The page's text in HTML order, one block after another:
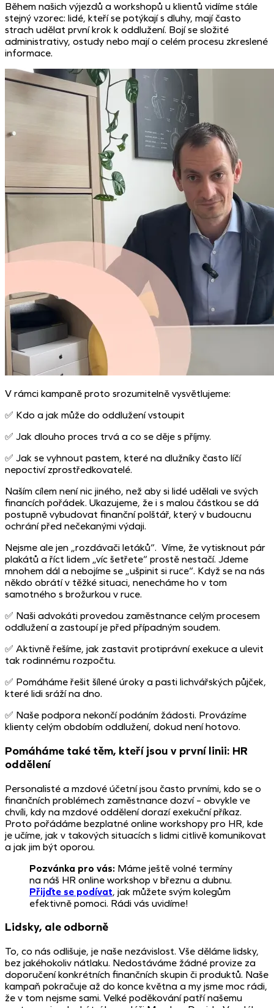
Během našich výjezdů a workshopů u klientů vidíme stále
stejný vzorec: lidé, kteří se potýkají s dluhy, mají často
strach udělat první krok k oddlužení. Bojí se složité
administrativy, ostudy nebo mají o celém procesu zkreslené
informace.
V rámci kampaně proto srozumitelně vysvětlujeme:
✅ Kdo a jak může do oddlužení vstoupit
✅ Jak dlouho proces trvá a co se děje s příjmy.
✅ Jak se vyhnout pastem, které na dlužníky často líčí
nepoctiví zprostředkovatelé.
Naším cílem není nic jiného, než aby si lidé udělali ve svých
financích pořádek. Ukazujeme, že i s malou částkou se dá
postupně vybudovat finanční polštář, který v budoucnu
ochrání před nečekanými výdaji.
Nejsme ale jen „rozdávači letáků“. Víme, že vytisknout pár
plakátů a říct lidem „víc šetřete“ prostě nestačí. Jdeme
mnohem dál a nebojíme se „ušpinit si ruce“. Když se na nás
někdo obrátí v těžké situaci, nenecháme ho v tom
samotného s brožurkou v ruce.
✅ Naši advokáti provedou zaměstnance celým procesem
oddlužení a zastoupí je před případným soudem.
✅ Aktivně řešíme, jak zastavit protiprávní exekuce a ulevit
tak rodinnému rozpočtu.
✅ Pomáháme řešit šílené úroky a pasti lichvářských půjček,
které lidi sráží na dno.
✅ Naše podpora nekončí podáním žádosti. Provázíme
klienty celým obdobím oddlužení, dokud není hotovo.
Pomáháme také těm, kteří jsou v první linii: HR
oddělení
Personalisté a mzdové účetní jsou často prvními, kdo se o
finančních problémech zaměstnance dozví – obvykle ve
chvíli, kdy na mzdové oddělení dorazí exekuční příkaz.
Proto pořádáme bezplatné online workshopy pro HR, kde
je učíme, jak v takových situacích s lidmi citlivě komunikovat
a jak jim být oporou.
Pozvánka pro vás: Máme ještě volné termíny
na náš HR online workshop v březnu a dubnu.
Přijďte se podívat, jak můžete svým kolegům
efektivně pomoci. Rádi vás uvidíme!
Lidsky, ale odborně
To, co nás odlišuje, je naše nezávislost. Vše děláme lidsky,
bez jakéhokoliv nátlaku. Nedostáváme žádné provize za
doporučení konkrétních finančních skupin či produktů. Naše
kampaň pokračuje až do konce května a my jsme moc rádi,
že v tom nejsme sami. Velké poděkování patří našemu